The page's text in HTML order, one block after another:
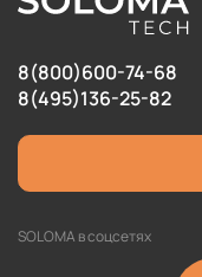
8(800)600-74-68
8(495)136-25-82
SOLOMA в соцсетях